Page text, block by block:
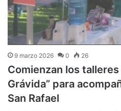
9 marzo 2026 0 26
Comienzan los
Grávida” para
San Rafael